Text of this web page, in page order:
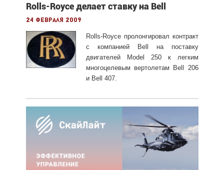
Rolls-Royce делает ставку на Bell
24 февраля 2009
Rolls-Royce пролонгировал контракт
с компанией Bell на поставку
двигателей Model 250 к легким
многоцелевым вертолетам Bell 206
и Bell 407.